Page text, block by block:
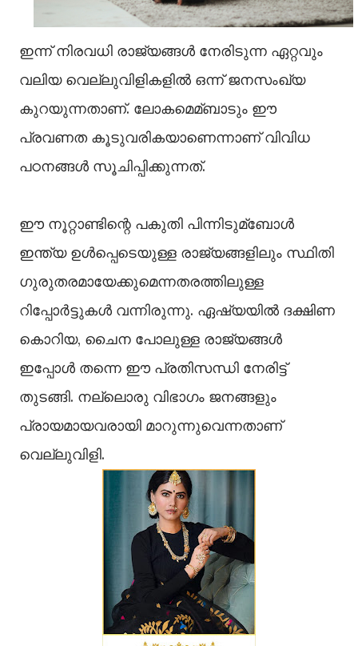
ഇന്ന് നിരവധി രാജ്യങ്ങള്‍ നേരിടുന്ന ഏറ്റവും
വലിയ വെല്ലുവിളികളില്‍ ഒന്ന് ജനസംഖ്യ
കുറയുന്നതാണ്. ലോകമെമ്ബാടും ഈ
പ്രവണത കൂടുവരികയാണെന്നാണ് വിവിധ
പഠനങ്ങള്‍ സൂചിപ്പിക്കുന്നത്.
ഈ നൂറ്റാണ്ടിന്റെ പകുതി പിന്നിടുമ്ബോള്‍
ഇന്ത്യ ഉള്‍പ്പെടെയുള്ള രാജ്യങ്ങളിലും സ്ഥിതി
ഗുരുതരമായേക്കുമെന്നതരത്തിലുള്ള
റിപ്പോര്‍ട്ടുകള്‍ വന്നിരുന്നു. ഏഷ്യയില്‍ ദക്ഷിണ
കൊറിയ, ചൈന പോലുള്ള രാജ്യങ്ങള്‍
ഇപ്പോള്‍ തന്നെ ഈ പ്രതിസന്ധി നേരിട്ട്
തുടങ്ങി. നല്ലൊരു വിഭാഗം ജനങ്ങളും
പ്രായമായവരായി മാറുന്നുവെന്നതാണ്
വെല്ലുവിളി.